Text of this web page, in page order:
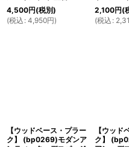
4,500円(税別)
(税込 : 4,950円)
2,100円(
(税込 :
【ウッドベース・プラー
ク】 (bp0269)モダンア
【ウッド
ク】